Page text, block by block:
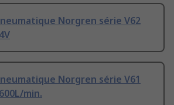
Norgren série V62
Norgren série V61
min.